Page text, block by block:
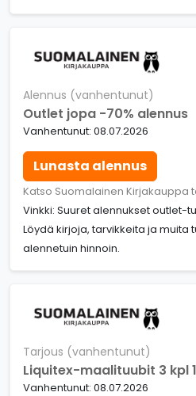
Alennus (vanhentunut)
Outlet jopa -70% alennus
Vanhentunut: 08.07.2026
Lunasta alennus
Katso Suomalainen Kirjakauppa
Vinkki: Suuret alennukset outlet-
Löydä kirjoja, tarvikkeita ja muita
alennetuin hinnoin.
Tarjous (vanhentunut)
Liquitex-maalituubit 3 kpl
Vanhentunut: 08.07.2026